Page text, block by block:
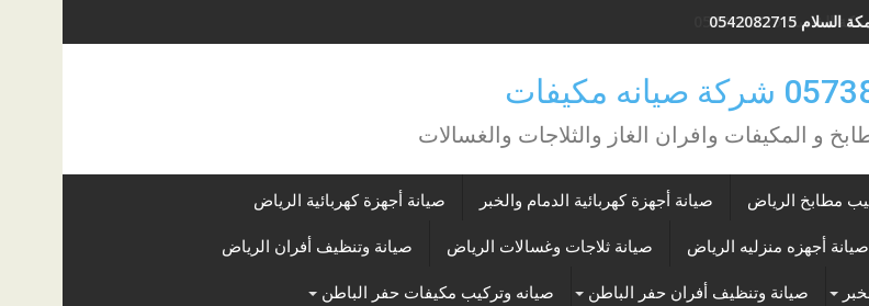
0542082715
مكيفات
و المكيفات وافران الغاز والثلاجات والغسالات
مطابخ الرياض صيانة أجهزة كهربائية الدمام والخبر صيانة أجهزة كهربائية الرياض
صيانة أجهزه منزليه الرياض صيانة ثلاجات وغسالات الرياض صيانة وتنظيف أفران الرياض
صيانة وتنظيف أفران حفر الباطن صيانه وتركيب مكيفات حفر الباطن